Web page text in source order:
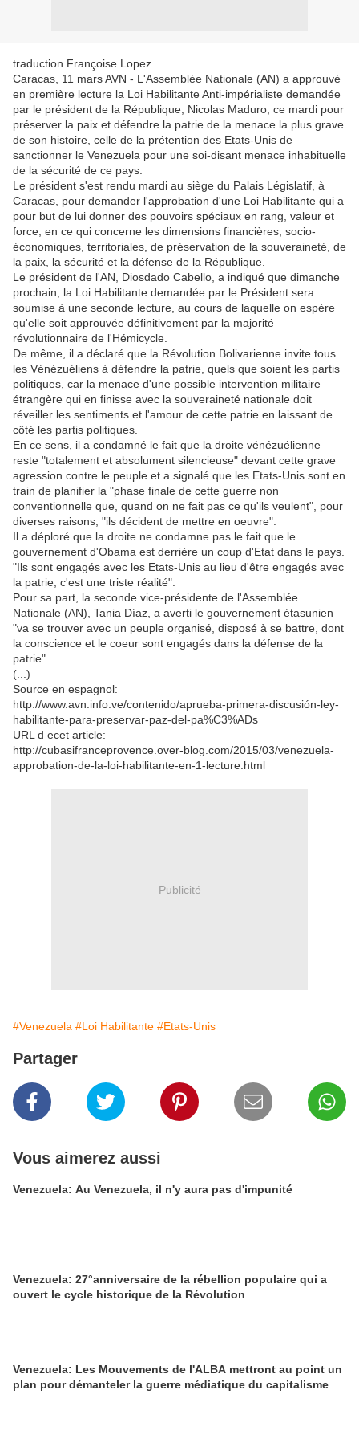
traduction Françoise Lopez
Caracas, 11 mars AVN - L'Assemblée Nationale (AN) a approuvé
en première lecture la Loi Habilitante Anti-impérialiste demandée
par le président de la République, Nicolas Maduro, ce mardi pour
préserver la paix et défendre la patrie de la menace la plus grave
de son histoire, celle de la prétention des Etats-Unis de
sanctionner le Venezuela pour une soi-disant menace inhabituelle
de la sécurité de ce pays.
Le président s'est rendu mardi au siège du Palais Législatif, à
Caracas, pour demander l'approbation d'une Loi Habilitante qui a
pour but de lui donner des pouvoirs spéciaux en rang, valeur et
force, en ce qui concerne les dimensions financières, socio-
économiques, territoriales, de préservation de la souveraineté, de
la paix, la sécurité et la défense de la République.
Le président de l'AN, Diosdado Cabello, a indiqué que dimanche
prochain, la Loi Habilitante demandée par le Président sera
soumise à une seconde lecture, au cours de laquelle on espère
qu'elle soit approuvée définitivement par la majorité
révolutionnaire de l'Hémicycle.
De même, il a déclaré que la Révolution Bolivarienne invite tous
les Vénézuéliens à défendre la patrie, quels que soient les partis
politiques, car la menace d'une possible intervention militaire
étrangère qui en finisse avec la souveraineté nationale doit
réveiller les sentiments et l'amour de cette patrie en laissant de
côté les partis politiques.
En ce sens, il a condamné le fait que la droite vénézuélienne
reste "totalement et absolument silencieuse" devant cette grave
agression contre le peuple et a signalé que les Etats-Unis sont en
train de planifier la "phase finale de cette guerre non
conventionnelle que, quand on ne fait pas ce qu'ils veulent", pour
diverses raisons, "ils décident de mettre en oeuvre".
Il a déploré que la droite ne condamne pas le fait que le
gouvernement d'Obama est derrière un coup d'Etat dans le pays.
"Ils sont engagés avec les Etats-Unis au lieu d'être engagés avec
la patrie, c'est une triste réalité".
Pour sa part, la seconde vice-présidente de l'Assemblée
Nationale (AN), Tania Díaz, a averti le gouvernement étasunien
"va se trouver avec un peuple organisé, disposé à se battre, dont
la conscience et le coeur sont engagés dans la défense de la
patrie".
(...)
Source en espagnol:
http://www.avn.info.ve/contenido/aprueba-primera-discusión-ley-
habilitante-para-preservar-paz-del-pa%C3%ADs
URL d ecet article:
http://cubasifranceprovence.over-blog.com/2015/03/venezuela-
approbation-de-la-loi-habilitante-en-1-lecture.html
Publicité
#Venezuela #Loi Habilitante #Etats-Unis
Partager
Vous aimerez aussi
Venezuela: Au Venezuela, il n'y aura pas d'impunité
Venezuela: 27°anniversaire de la rébellion populaire qui a
ouvert le cycle historique de la Révolution
Venezuela: Les Mouvements de l'ALBA mettront au point un
plan pour démanteler la guerre médiatique du capitalisme